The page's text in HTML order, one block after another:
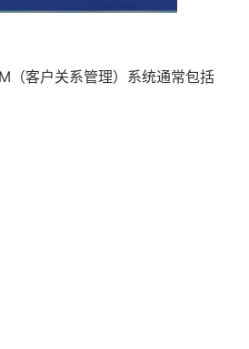
（客户关系管理）系统通常包括